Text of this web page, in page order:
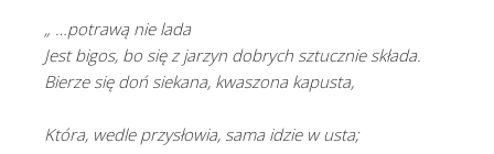
„ …potrawą nie lada
Jest bigos, bo się z jarzyn dobrych sztucznie składa.
Bierze się doń siekana, kwaszona kapusta,
Która, wedle przysłowia, sama idzie w usta;